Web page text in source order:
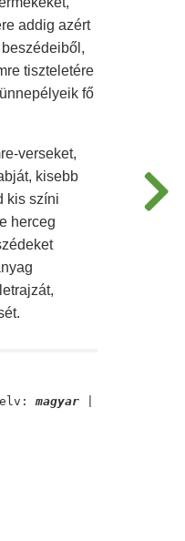
addig azért
tiszteletére
fő
verseket,
kisebb
kis színi
herceg
magyar